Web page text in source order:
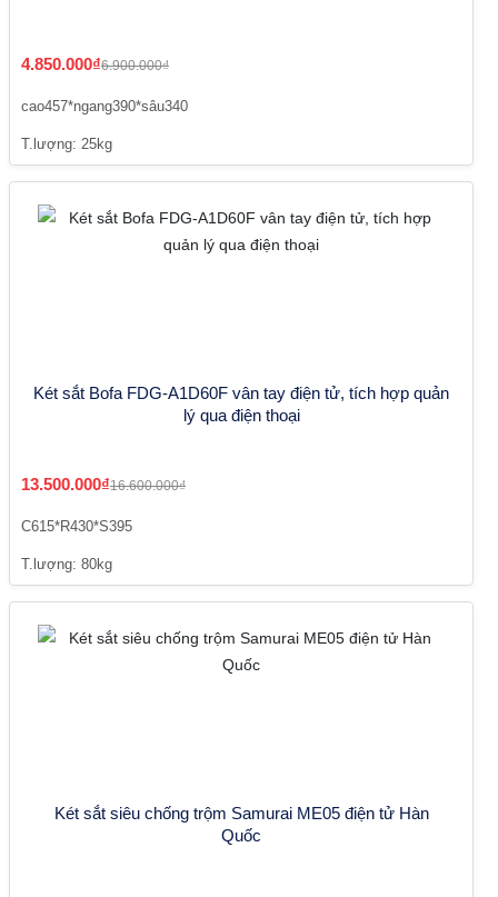
4.850.000₫6.900.000₫
cao457*ngang390*sâu340
T.lượng: 25kg
Két sắt Bofa FDG-A1D60F vân tay điện tử, tích hợp quản
lý qua điện thoại
13.500.000₫16.600.000₫
C615*R430*S395
T.lượng: 80kg
Két sắt siêu chống trộm Samurai ME05 điện tử Hàn
Quốc